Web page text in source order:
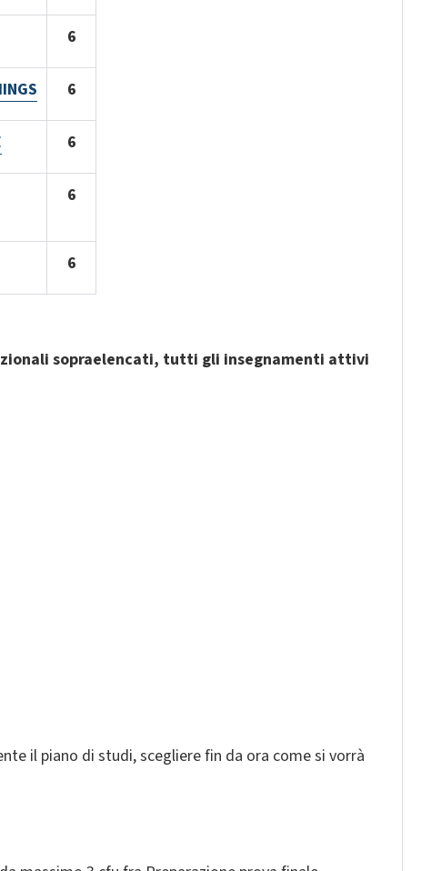
6
6
6
6
6
sopraelencati, tutti gli insegnamenti attivi
il piano di studi, scegliere fin da ora come si vorrà